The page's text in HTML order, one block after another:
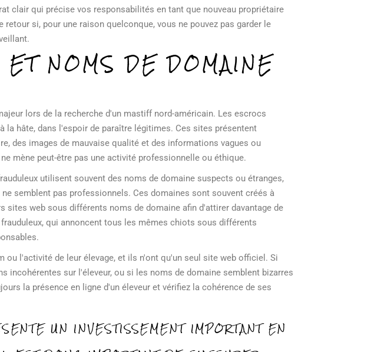
clair qui précise vos responsabilités en tant que nouveau propriétaire
si, pour une raison quelconque, vous ne pouvez pas garder le
NOMS DE DOMAINE
lors de la recherche d'un mastiff nord-américain. Les escrocs
hâte, dans l'espoir de paraître légitimes. Ces sites présentent
des images de mauvaise qualité et des informations vagues ou
mène peut-être pas une activité professionnelle ou éthique.
utilisent souvent des noms de domaine suspects ou étranges,
semblent pas professionnels. Ces domaines sont souvent créés à
sites web sous différents noms de domaine afin d'attirer davantage de
qui annoncent tous les mêmes chiots sous différents
l'activité de leur élevage, et ils n'ont qu'un seul site web officiel. Si
sur l'éleveur, ou si les noms de domaine semblent bizarres
la présence en ligne d'un éleveur et vérifiez la cohérence de ses
UN INVESTISSEMENT IMPORTANT EN